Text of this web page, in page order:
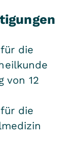
die
von 12
die